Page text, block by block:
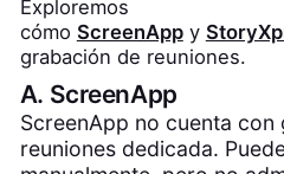
Exploremos
cómo ScreenAppy
grabación de reuniones.
A. ScreenApp
ScreenApp no cuenta con
reuniones dedicada.